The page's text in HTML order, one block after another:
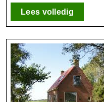
Lees volledigLees
volledig